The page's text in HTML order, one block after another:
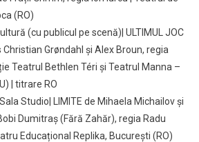
(RO)
(cu publicul pe scenă)| ULTIMUL JOC
Christian Grøndahl și Alex Broun, regia
Teatrul Bethlen Téri și Teatrul Manna –
| titrare RO
Studio| LIMITE de Mihaela Michailov și
Dumitraș (Fără Zahăr), regia Radu
Educațional Replika, București (RO)